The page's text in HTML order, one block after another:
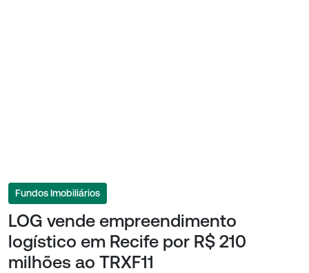
Fundos Imobiliários
LOG vende empreendimento
logístico em Recife por R$ 210
milhões ao TRXF11